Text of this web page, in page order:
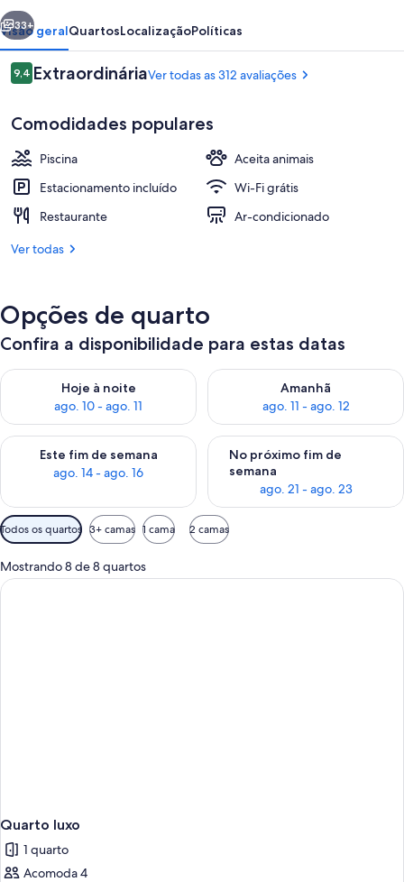
Terraço/pátio
Próximo
33+
Visão geralQuartosLocalizaçãoPolíticas
Avaliações
9,49,4 de 10
ExtraordináriaVer todas as 312 avaliações
Comodidades populares
Piscina
Aceita animais
Estacionamento incluído
Wi-Fi grátis
Restaurante
Ar-condicionado
Ver todas
Opções de quarto
Confira a disponibilidade para estas datas
Hoje à noite
ago. 10 - ago. 11
Verifica a disponibilidade para esta noite, ago. 10 - ago. 11
Amanhã
ago. 11 - ago. 12
Verifica a disponibilidade para
Este fim de semana
ago. 14 - ago. 16
Verifica a disponibilidade para este fim de semana, ago. 14 -
No próximo fim de
semana
ago. 21 - ago. 23
Verifica a disponibilidade
Filtros
disponíveis
para
os
Todos os quartos 3+ camas 1 cama 2 camas
Mostrando 8 de 8 quartos
Quarto luxo
1 quarto
Acomoda 4